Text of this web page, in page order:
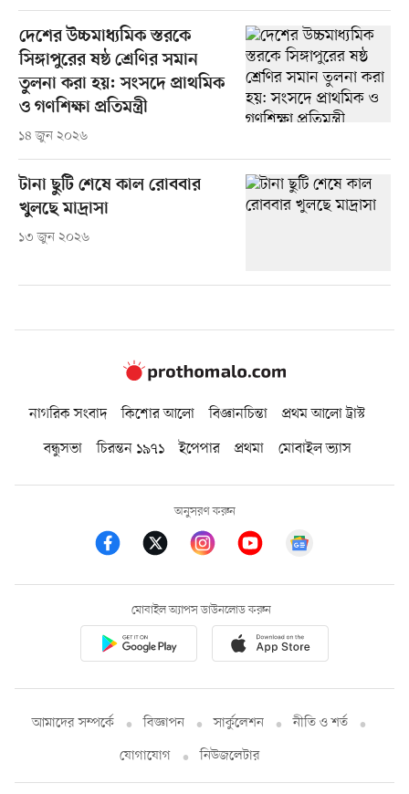
দেশের উচ্চমাধ্যমিক স্তরকে
সিঙ্গাপুরের ষষ্ঠ শ্রেণির সমান
তুলনা করা হয়: সংসদে প্রাথমিক
ও গণশিক্ষা প্রতিমন্ত্রী
১৪ জুন ২০২৬
টানা ছুটি শেষে কাল রোববার
খুলছে মাদ্রাসা
১৩ জুন ২০২৬
নাগরিক সংবাদ কিশোর আলো বিজ্ঞানচিন্তা
প্রথম আলো ট্রাস্ট
বন্ধুসভা
চিরন্তন ১৯৭১ ইপেপার প্রথমা মোবাইল ভ্যাস
অনুসরণ করুন
মোবাইল অ্যাপস ডাউনলোড করুন
আমাদের সম্পর্কে বিজ্ঞাপন সার্কুলেশন
নীতি ও শর্ত
যোগাযোগ
নিউজলেটার